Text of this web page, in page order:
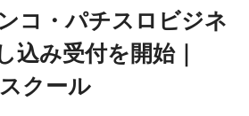
コ・パチスロビジネ
込み受付を開始｜
クール